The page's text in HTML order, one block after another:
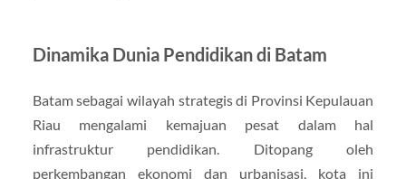
Dinamika Dunia Pendidikan di Batam
Batam sebagai wilayah strategis di Provinsi Kepulauan
Riau mengalami kemajuan pesat dalam hal
infrastruktur pendidikan. Ditopang oleh
perkembangan ekonomi dan urbanisasi, kota ini